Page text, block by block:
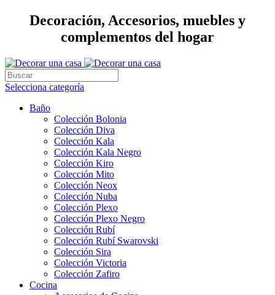
Decoración, Accesorios, muebles y
complementos del hogar
Selecciona categoría
Baño
Colección Bolonia
Colección Diva
Colección Kala
Colección Kala Negro
Colección Kiro
Colección Mito
Colección Neox
Colección Nuba
Colección Plexo
Colección Plexo Negro
Colección Rubí
Colección Rubí Swarovski
Colección Sira
Colección Victoria
Colección Zafiro
Cocina